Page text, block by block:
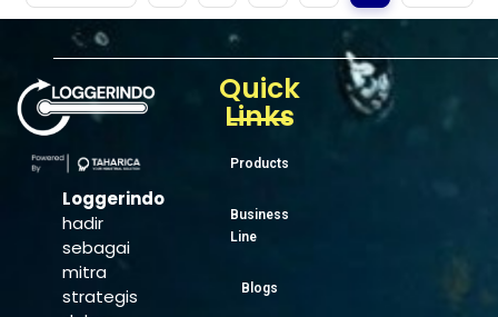
Loggerindo
hadir
sebagai
mitra
strategis
Quick
Links
Products
Business
Line
Blogs